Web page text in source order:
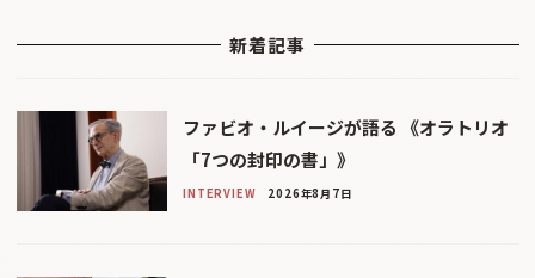
新着記事
ファビオ・ルイージが語る 《オラトリオ
「7つの封印の書」》
INTERVIEW 2026年8月7日